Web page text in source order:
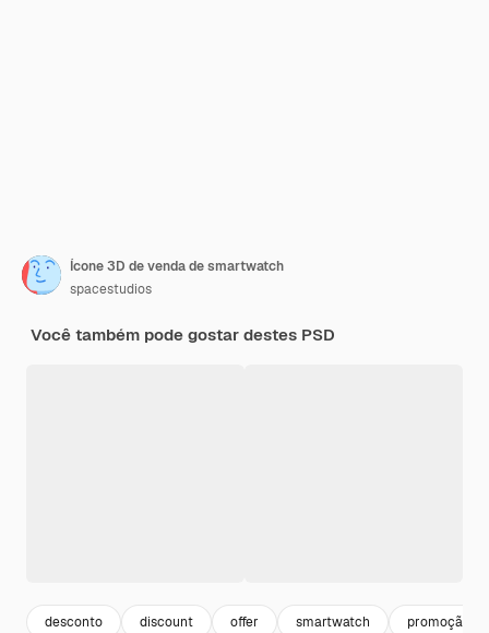
Ícone 3D de venda de smartwatch
spacestudios
Você também pode gostar destes PSD
desconto discount offer smartwatch promoção